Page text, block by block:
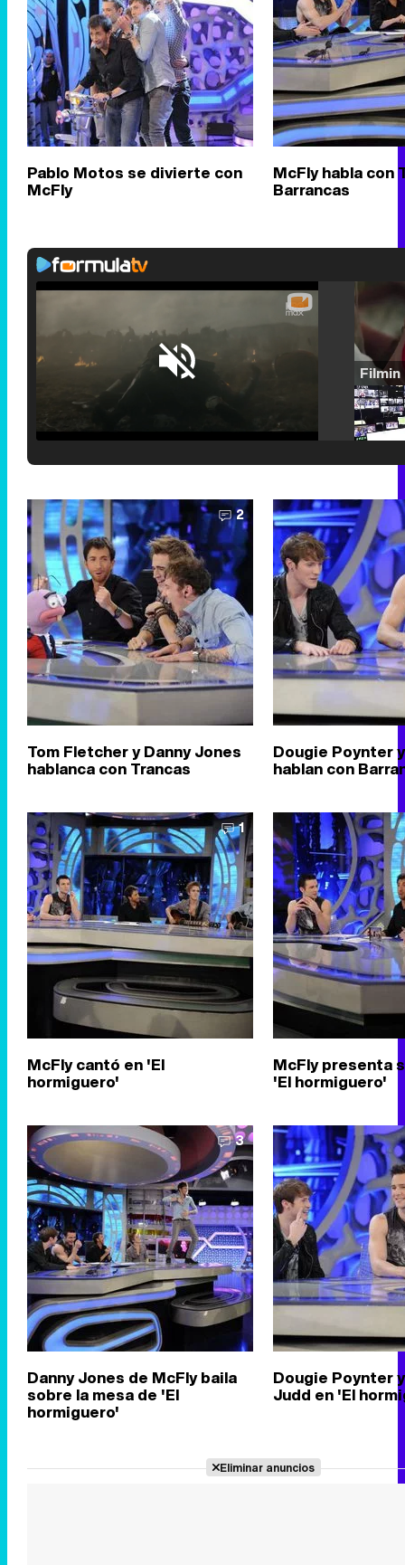
Pablo Motos se divierte con
McFly
McFly habla con
Barrancas
Loaded
2
Tom Fletcher y Danny Jones
hablanca con Trancas
Dougie Poynter
hablan con
1
McFly cantó en 'El
hormiguero'
McFly presenta
'El hormiguero'
3
Danny Jones de McFly baila
sobre la mesa de 'El
hormiguero'
Dougie Poynter
Judd en 'El
Eliminar anuncios